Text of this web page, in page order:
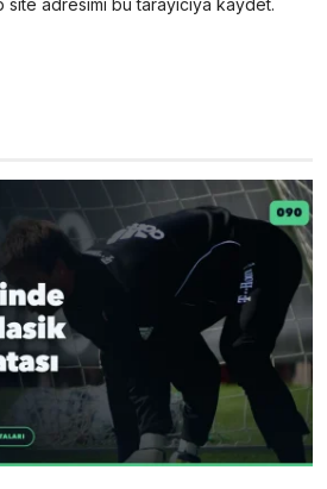
adresimi bu tarayıcıya kaydet.